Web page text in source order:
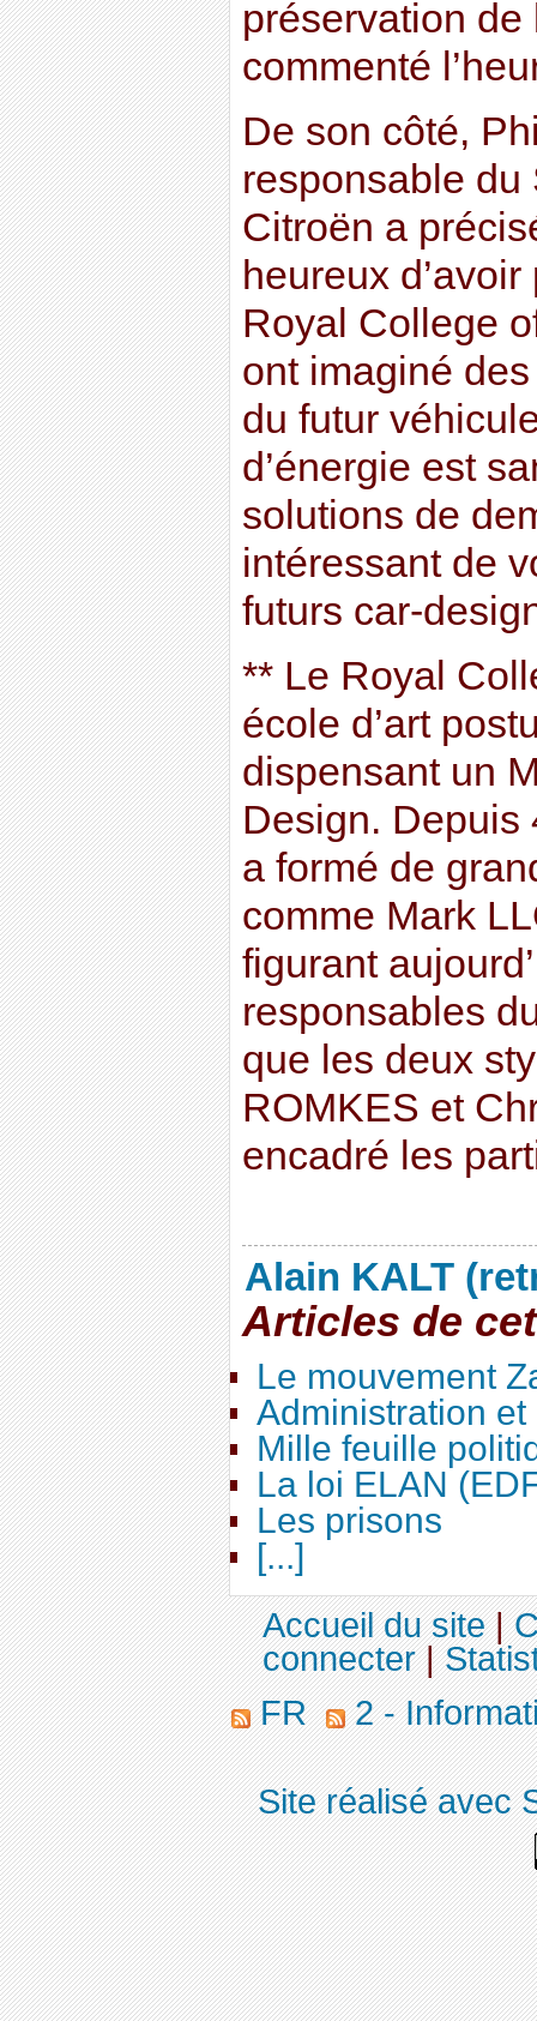
préservation de
commenté
De son côté,
responsable du
Citroën a
heureux
Royal College
ont imaginé
du futur
d’énergie est
solutions de
intéressant de
futurs car-
** Le Royal
école d’art
dispensant un
Design. Depuis
a formé de
comme Mark
figurant
responsables
que les deux
ROMKES et
encadré les
Alain KALT
Articles de
Le mouvement
Administration
Mille feuille
La loi ELAN
Les prisons
[...]
Accueil du site|
connecter|
FR
2 -
Site réalisé avec